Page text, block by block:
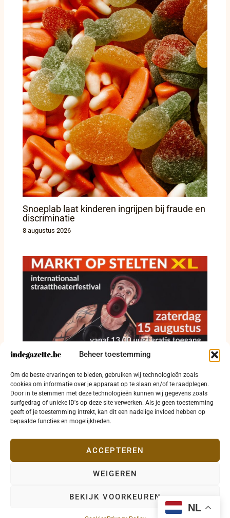
Beheer toestemming
Om de beste ervaringen te bieden, gebruiken wij technologieën zoals
cookies om informatie over je apparaat op te slaan en/of te raadplegen.
Door in te stemmen met deze technologieën kunnen wij gegevens zoals
surfgedrag of unieke ID's op deze site verwerken. Als je geen toestemming
geeft of je toestemming intrekt, kan dit een nadelige invloed hebben op
bepaalde functies en mogelijkheden.
ACCEPTEREN
WEIGEREN
BEKIJK VOORKEUREN
Snoeplab laat kinderen ingrijpen bij fraude en
discriminatie
8 augustus 2026
Straattheater krijgt vrije baan op Grote Markt
in Diksmuide
8 augustus 2026
Copyright © 2026 indegazette.be |Privacy
NL